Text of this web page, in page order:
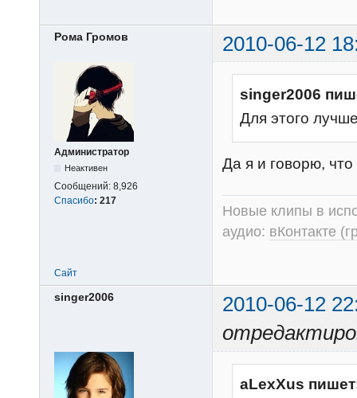
Рома Громов 2010-06-12
Администратор
Неактивен
Сообщений: 8,926
Спасибо: 217
singer2006
Для этого
Да я и говорю,
Новые клипы в
аудио: вКонтакте
Сайт
singer2006
2010-06-12
aLexXus